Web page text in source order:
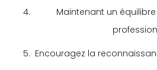
Maintenant un
Encouragez la